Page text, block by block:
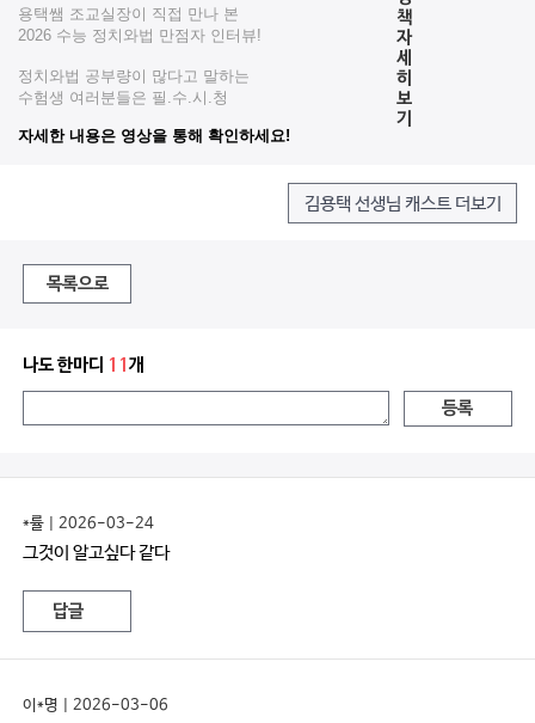
용택쌤 조교실장이 직접 만나 본
2026 수능 정치와법 만점자 인터뷰!
정치와법 공부량이 많다고 말하는
수험생 여러분들은 필.수.시.청
자세한 내용은 영상을 통해 확인하세요!
김용택 선생님 캐스트 더보기
목록으로
나도 한마디 11개
등록
*률 | 2026-03-24
그것이 알고싶다 같다
답글
이*명 | 2026-03-06